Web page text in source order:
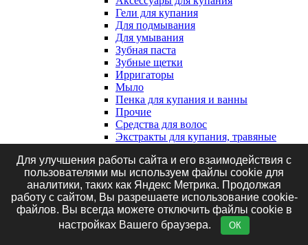
Гели для купания
Для подмывания
Для умывания
Зубная паста
Зубные щетки
Ирригаторы
Мыло
Пенка для купания и ванны
Прочие
Средства для волос
Экстракты для купания, травяные
Клеенки, наматрасники и впитывающие
пеленки
Впитывающие пеленки
Клеенки
Наматрасники
Маникюрные принадлежности
Для улучшения работы сайта и его взаимодействия с
пользователями мы используем файлы cookie для
аналитики, таких как Яндекс Метрика. Продолжая
работу с сайтом, Вы разрешаете использование cookie-
файлов. Вы всегда можете отключить файлы cookie в
настройках Вашего браузера.
ОК